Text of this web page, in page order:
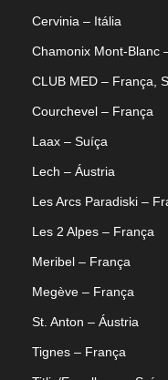
Cervinia – Itália
Chamonix Mont-Blanc
CLUB MED – França,
Courchevel – França
Laax – Suíça
Lech – Áustria
Les Arcs Paradiski –
Les 2 Alpes – França
Meribel – França
Megève – França
St. Anton – Áustria
Tignes – França